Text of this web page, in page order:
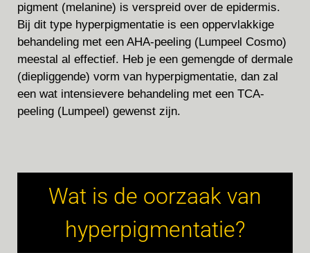
pigment (melanine) is verspreid over de epidermis.
Bij dit type hyperpigmentatie is een oppervlakkige
behandeling met een AHA-peeling (Lumpeel Cosmo)
meestal al effectief. Heb je een gemengde of dermale
(diepliggende) vorm van hyperpigmentatie, dan zal
een wat intensievere behandeling met een TCA-
peeling (Lumpeel) gewenst zijn.
Wat is de oorzaak van
hyperpigmentatie?